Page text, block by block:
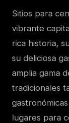
Sitios para
vibrante
rica historia,
su deliciosa
amplia gama
tradicionales
lugares para